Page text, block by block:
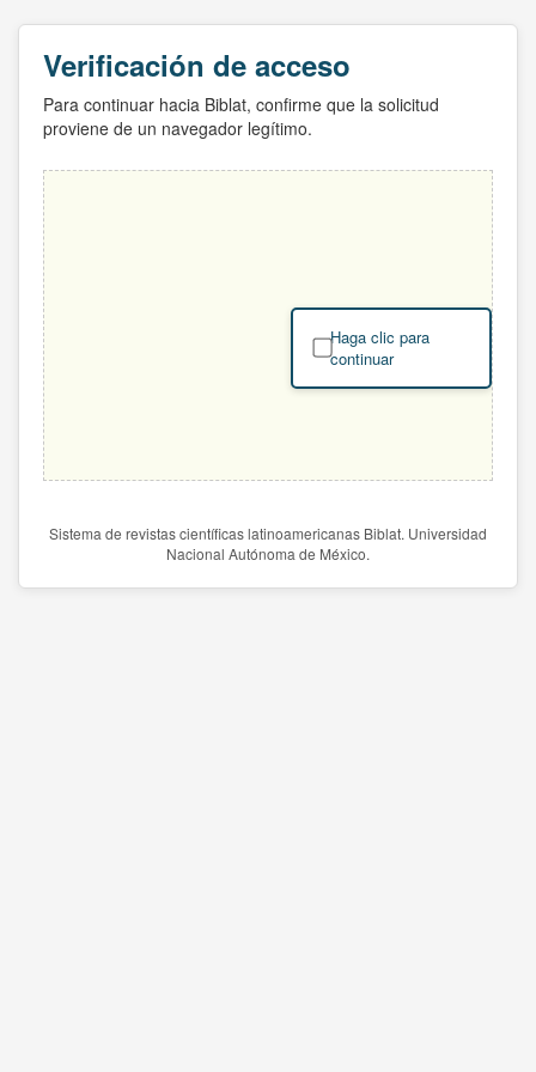
Verificación de acceso
Para continuar hacia Biblat, confirme que la solicitud
proviene de un navegador legítimo.
Haga clic para
continuar
Sistema de revistas científicas latinoamericanas Biblat. Universidad
Nacional Autónoma de México.